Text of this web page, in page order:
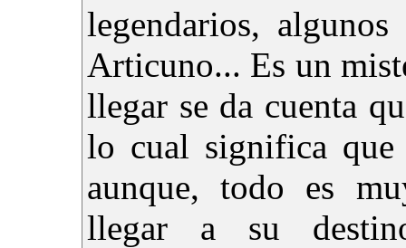
legendarios,
Articuno... Es un
llegar se da cuenta
lo cual significa que
aunque, todo es
llegar a su